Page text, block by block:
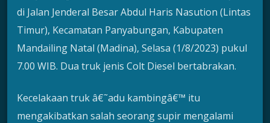
di Jalan Jenderal Besar Abdul Haris Nasution (Lintas
Timur), Kecamatan Panyabungan, Kabupaten
Mandailing Natal (Madina), Selasa (1/8/2023) pukul
7.00 WIB. Dua truk jenis Colt Diesel bertabrakan.
Kecelakaan truk â€˜adu kambingâ€™ itu
mengakibatkan salah seorang supir mengalami